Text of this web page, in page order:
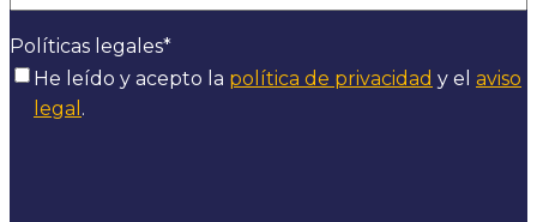
Políticas legales*
He leído y acepto la política de privacidad y el aviso
legal .